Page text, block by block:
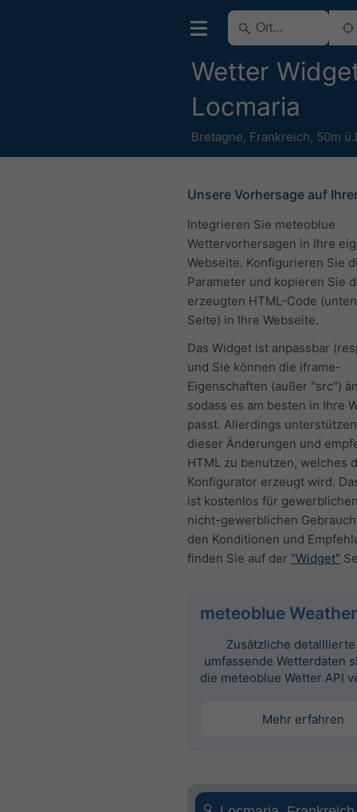
Wetter
Locmaria
Bretagne, Frankreich, 50m
Unsere Vorhersage auf
Integrieren Sie meteoblue
Wettervorhersagen in Ihre
Webseite. Konfigurieren Sie
Parameter und kopieren Sie
erzeugten HTML-Code
Seite) in Ihre Webseite.
Das Widget ist anpassbar
und Sie können die iframe-
Eigenschaften (außer "src")
sodass es am besten in Ihre
passt. Allerdings
dieser Änderungen und
HTML zu benutzen, welches
Konfigurator erzeugt wird.
ist kostenlos für
nicht-gewerblichen
den Konditionen und
finden Sie auf der "Widget"
meteoblue
Zusätzliche
umfassende Wetterdaten
die meteoblue Wetter API
Mehr erfahren